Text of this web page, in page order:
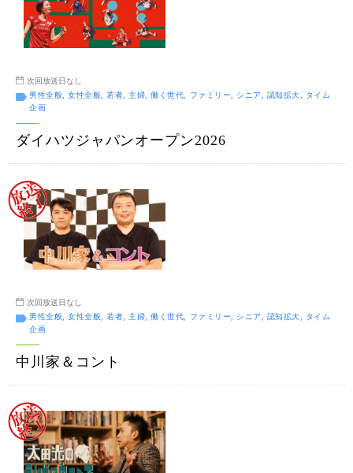
次回放送日なし
男性全般, 女性全般, 若者, 主婦, 働く世代, ファミリー, シニア, 認知拡大, タイム
企画
ダイハツジャパンオープン2026
次回放送日なし
男性全般, 女性全般, 若者, 主婦, 働く世代, ファミリー, シニア, 認知拡大, タイム
企画
中川家＆コント